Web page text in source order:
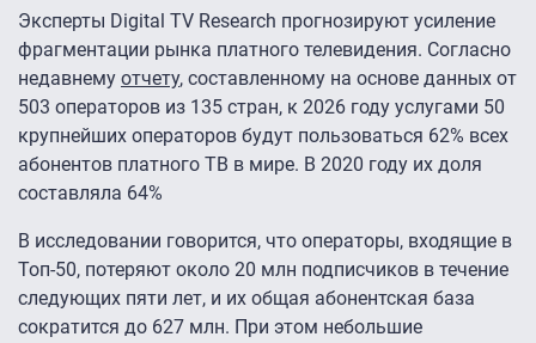
Эксперты Digital TV Research прогнозируют усиление
фрагментации рынка платного телевидения. Согласно
недавнему отчету, составленному на основе данных от
503 операторов из 135 стран, к 2026 году услугами 50
крупнейших операторов будут пользоваться 62% всех
абонентов платного ТВ в мире. В 2020 году их доля
составляла 64%
В исследовании говорится, что операторы, входящие в
Топ-50, потеряют около 20 млн подписчиков в течение
следующих пяти лет, и их общая абонентская база
сократится до 627 млн. При этом небольшие